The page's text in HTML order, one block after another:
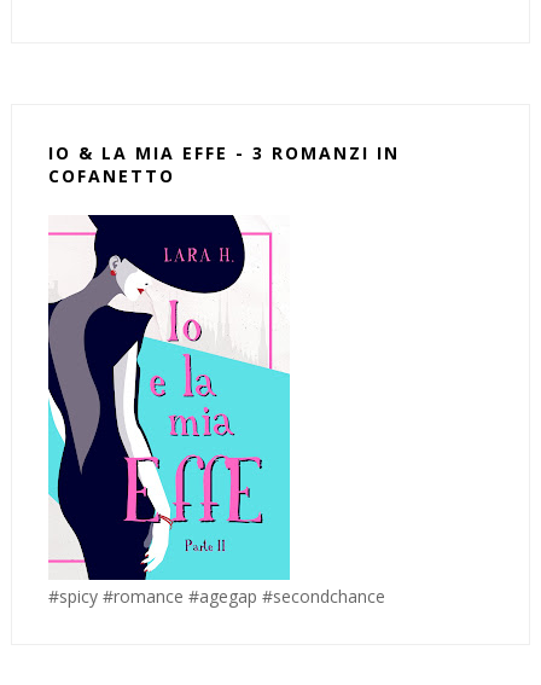
IO & LA MIA EFFE - 3 ROMANZI IN
COFANETTO
#spicy #romance #agegap #secondchance